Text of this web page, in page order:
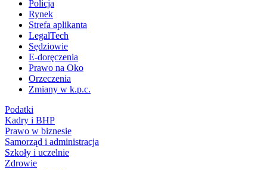
Policja
Rynek
Strefa aplikanta
LegalTech
Sędziowie
E-doręczenia
Prawo na Oko
Orzeczenia
Zmiany w k.p.c.
Podatki
Kadry i BHP
Prawo w biznesie
Samorząd i administracja
Szkoły i uczelnie
Zdrowie